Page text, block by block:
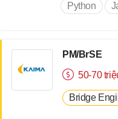
Python
PM/BrSE
50-70
Bridge